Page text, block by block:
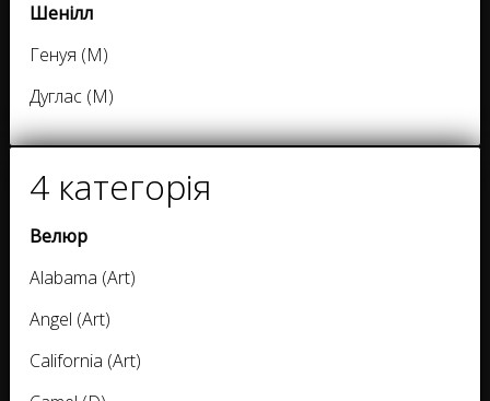
Шенілл
Генуя (M)
Дуглас (M)
4 категорія
Велюр
Alabama (Art)
Angel (Art)
California (Art)